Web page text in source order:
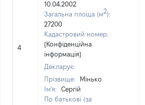
4
10.04.2002
Загальна площа (м2):
27200
Кадастровий номер:
[Конфіденційна
інформація]
Декларує:
Прізвище:
Мінько
Ім'я:
Сергій
По батькові (за